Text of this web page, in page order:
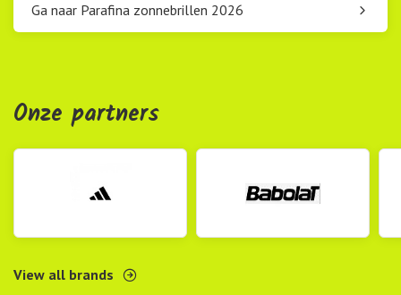
Ga naar Parafina zonnebrillen 2026
Onze partners
View all brands